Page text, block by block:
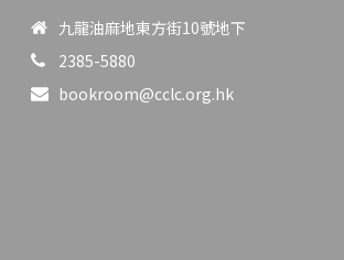
九龍油麻地東方街10號地下
2385-5880
bookroom@cclc.org.hk